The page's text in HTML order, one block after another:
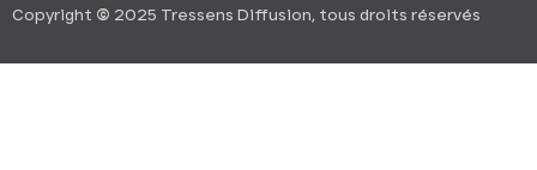
Copyright © 2025 Tressens Diffusion, tous droits réservés